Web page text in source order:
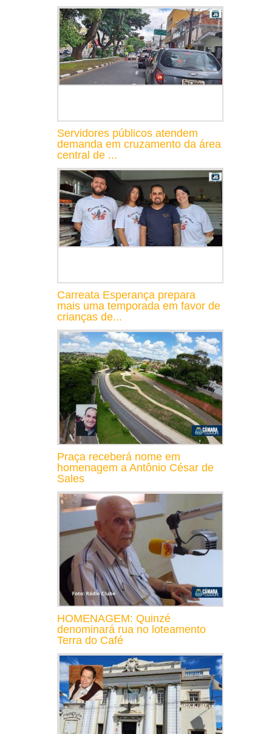
Servidores públicos atendem
demanda em cruzamento da área
central de ...
Carreata Esperança prepara
mais uma temporada em favor de
crianças de...
Praça receberá nome em
homenagem a Antônio César de
Sales
HOMENAGEM: Quinzé
denominará rua no loteamento
Terra do Café